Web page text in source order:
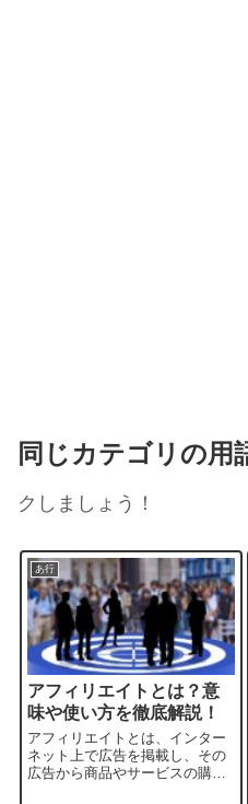
同じカテゴリの用
クしましょう！
あ行
アフィリエイトとは？意
味や使い方を徹底解説！
アフィリエイトとは、インター
ネット上で広告を掲載し、その
広告から商品やサービスの購入